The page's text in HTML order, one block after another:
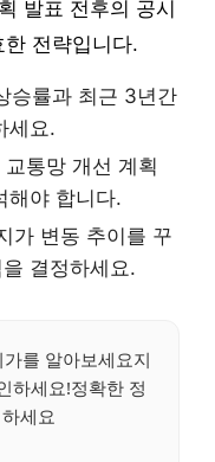
발표 전후의 공시
전략입니다.
승률과 최근 3년간
세요.
통망 개선 계획
해야 합니다.
가 변동 추이를 꾸
결정하세요.
를 알아보세요지
하세요!정확한 정
세요